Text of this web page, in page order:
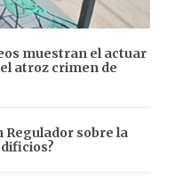
muestran el actuar
atroz crimen de
Regulador sobre la